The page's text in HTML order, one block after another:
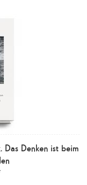
Denken ist beim